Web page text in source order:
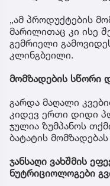
„ამ პროდუქტების
მარილითაც კი ისე
გემრიელი
კლინგბეილი.
მომზადების სწორი
გარდა მაღალი
კიდევ ერთი დიდი
ჯულია ზუმპანოს
ბატატის
ჯანსაღი ვახშმის
ნუტრიციოლოგები